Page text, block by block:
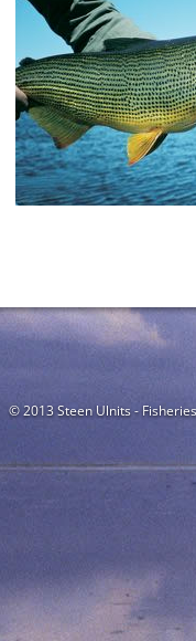
© 2013 Steen Ulnits -